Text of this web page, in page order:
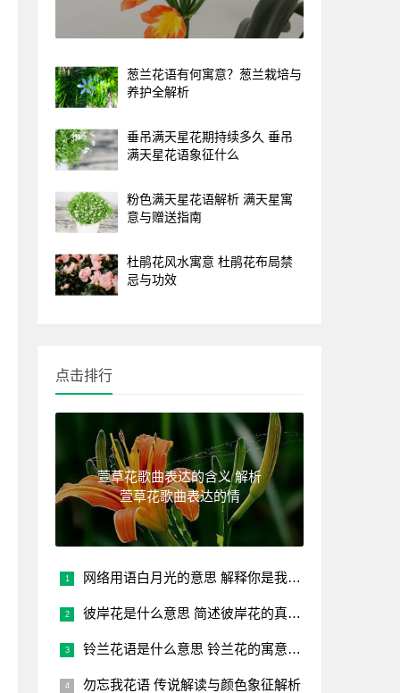
葱兰花语有何寓意？葱兰栽培与
养护全解析
垂吊满天星花期持续多久 垂吊
满天星花语象征什么
粉色满天星花语解析 满天星寓
意与赠送指南
杜鹃花风水寓意 杜鹃花布局禁
忌与功效
点击排行
萱草花歌曲表达的含义 解析
萱草花歌曲表达的情
网络用语白月光的意思 解释你是我的白月光的含义
彼岸花是什么意思 简述彼岸花的真正含义
铃兰花语是什么意思 铃兰花的寓意和传说
勿忘我花语 传说解读与颜色象征解析